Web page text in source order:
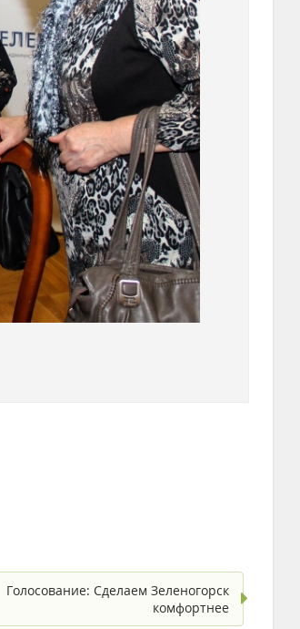
Голосование: Сделаем Зеленогорск
комфортнее